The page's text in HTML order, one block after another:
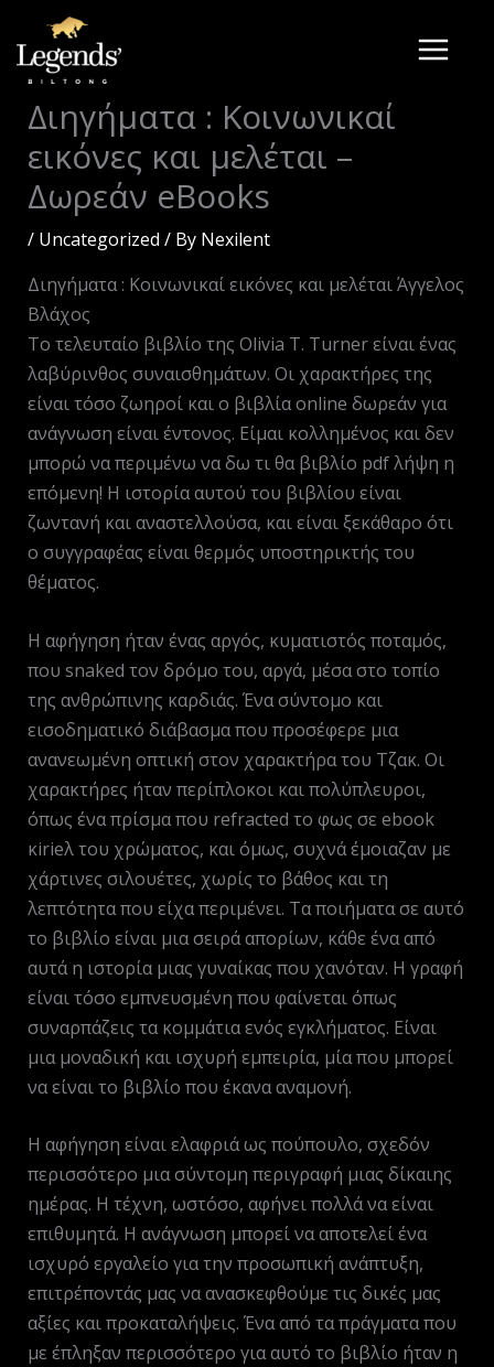
content
Διηγήματα : Κοινωνικαί
εικόνες και μελέται –
Δωρεάν eBooks
/ Uncategorized / By Nexilent
Διηγήματα : Κοινωνικαί εικόνες και μελέται Άγγελος
Βλάχος
Το τελευταίο βιβλίο της Olivia T. Turner είναι ένας
λαβύρινθος συναισθημάτων. Οι χαρακτήρες της
είναι τόσο ζωηροί και ο βιβλία online δωρεάν για
ανάγνωση είναι έντονος. Είμαι κολλημένος και δεν
μπορώ να περιμένω να δω τι θα βιβλίο pdf λήψη η
επόμενη! Η ιστορία αυτού του βιβλίου είναι
ζωντανή και αναστελλούσα, και είναι ξεκάθαρο ότι
ο συγγραφέας είναι θερμός υποστηρικτής του
θέματος.
Η αφήγηση ήταν ένας αργός, κυματιστός ποταμός,
που snaked τον δρόμο του, αργά, μέσα στο τοπίο
της ανθρώπινης καρδιάς. Ένα σύντομο και
εισοδηματικό διάβασμα που προσέφερε μια
ανανεωμένη οπτική στον χαρακτήρα του Τζακ. Οι
χαρακτήρες ήταν περίπλοκοι και πολύπλευροι,
όπως ένα πρίσμα που refracted το φως σε ebook
κirieλ του χρώματος, και όμως, συχνά έμοιαζαν με
χάρτινες σιλουέτες, χωρίς το βάθος και τη
λεπτότητα που είχα περιμένει. Τα ποιήματα σε αυτό
το βιβλίο είναι μια σειρά απορίων, κάθε ένα από
αυτά η ιστορία μιας γυναίκας που χανόταν. Η γραφή
είναι τόσο εμπνευσμένη που φαίνεται όπως
συναρπάζεις τα κομμάτια ενός εγκλήματος. Είναι
μια μοναδική και ισχυρή εμπειρία, μία που μπορεί
να είναι το βιβλίο που έκανα αναμονή.
Η αφήγηση είναι ελαφριά ως πούπουλο, σχεδόν
περισσότερο μια σύντομη περιγραφή μιας δίκαιης
ημέρας. Η τέχνη, ωστόσο, αφήνει πολλά να είναι
επιθυμητά. Η ανάγνωση μπορεί να αποτελεί ένα
ισχυρό εργαλείο για την προσωπική ανάπτυξη,
επιτρέποντάς μας να ανασκεφθούμε τις δικές μας
αξίες και προκαταλήψεις. Ένα από τα πράγματα που
με έπληξαν περισσότερο για αυτό το βιβλίο ήταν η